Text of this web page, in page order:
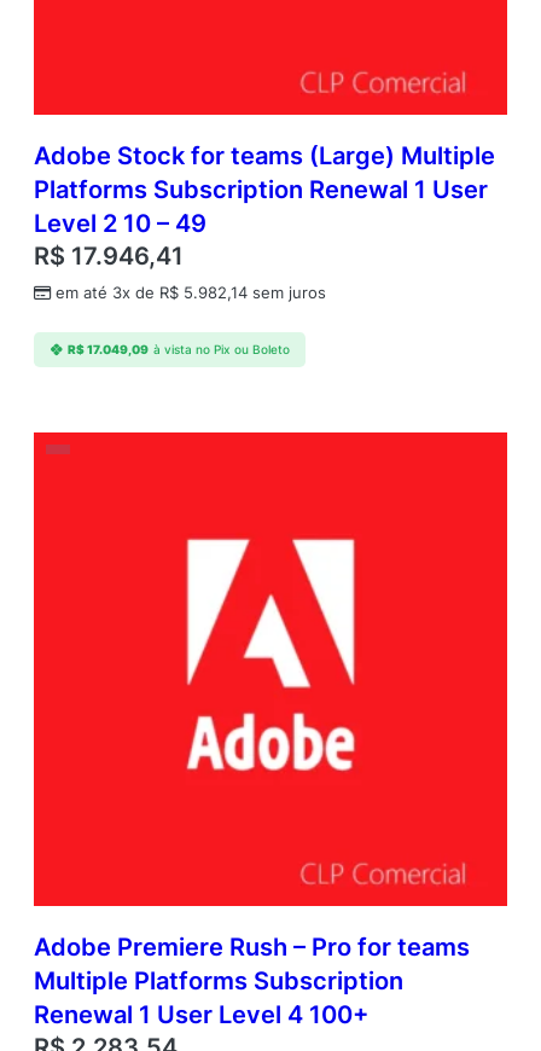
Adobe Stock for teams (Large) Multiple
Platforms Subscription Renewal 1 User
Level 2 10 – 49
R$ 17.946,41
em até 3x de R$ 5.982,14 sem juros
R$17.049,09 à vista no Pix ou Boleto
Adobe Premiere Rush – Pro for teams
Multiple Platforms Subscription
Renewal 1 User Level 4 100+